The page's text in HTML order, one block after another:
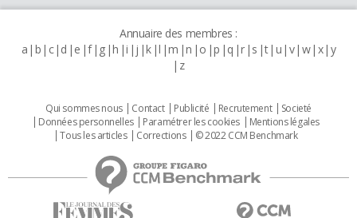
Annuaire des membres :
a b c d e f g h i j k l m n o p q r s t u v w x y
z
Qui sommes nous Contact Publicité Recrutement
Societé
Données personnelles
Paramétrer les cookies
Mentions légales
Tous les articles
Corrections © 2022 CCM Benchmark